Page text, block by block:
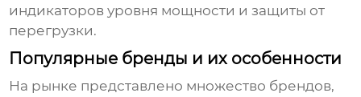
индикаторов уровня мощности и защиты от
перегрузки.
Популярные бренды и их особенности
На рынке представлено множество брендов,